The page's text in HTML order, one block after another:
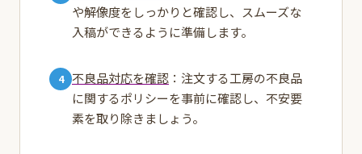
や解像度をしっかりと確認し、スムーズな
入稿ができるように準備します。
不良品対応を確認 ：注文する工房の不良品
に関するポリシーを事前に確認し、不安要
素を取り除きましょう。